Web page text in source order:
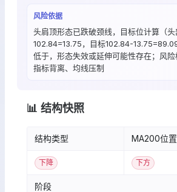
风险依据
头肩顶形态已跌破颈线，目标位计算（
102.84=13.75，目标102.84-
低于，形态失效或延伸可能性存在；风险
指标背离、均线压制
📊 结构快照
结构类型 MA200位置
下降 下方
阶段